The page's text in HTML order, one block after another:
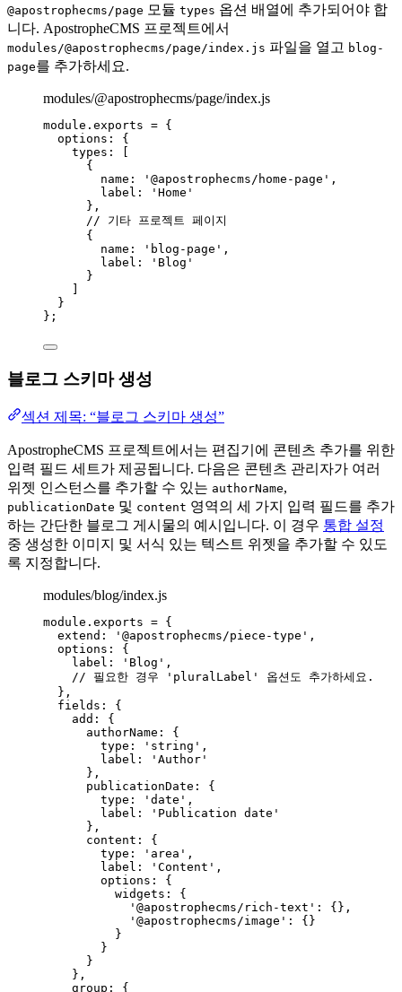
@apostrophecms/page 모듈 types 옵션 배열에 추가되어야 합
니다. ApostropheCMS 프로젝트에서
modules/@apostrophecms/page/index.js 파일을 열고 blog-
page를 추가하세요.
modules/@apostrophecms/page/index.js
module . exports = {
options: {
types: [
{
name:
' @apostrophecms/home-page ' ,
label:
' Home '
},
// 기타 프로젝트 페이지
{
name:
' blog-page ' ,
label:
' Blog '
}
}
};
블로그 스키마 생성
섹션 제목: “블로그 스키마 생성”
ApostropheCMS 프로젝트에서는 편집기에 콘텐츠 추가를 위한
입력 필드 세트가 제공됩니다. 다음은 콘텐츠 관리자가 여러
위젯 인스턴스를 추가할 수 있는 authorName,
publicationDate 및 content 영역의 세 가지 입력 필드를 추가
하는 간단한 블로그 게시물의 예시입니다. 이 경우 통합 설정
중 생성한 이미지 및 서식 있는 텍스트 위젯을 추가할 수 있도
록 지정합니다.
modules/blog/index.js
module . exports = {
extend:
' @apostrophecms/piece-type ' ,
options: {
label:
' Blog ' ,
// 필요한 경우 'pluralLabel' 옵션도 추가하세요.
},
fields: {
add: {
authorName: {
type:
' string ' ,
label:
' Author '
},
publicationDate: {
type:
' date ' ,
label:
' Publication date '
},
content: {
type:
' area ' ,
label:
' Content ' ,
options: {
widgets: {
' @apostrophecms/rich-text ' : {},
' @apostrophecms/image ' : {}
}
}
}
},
group: {